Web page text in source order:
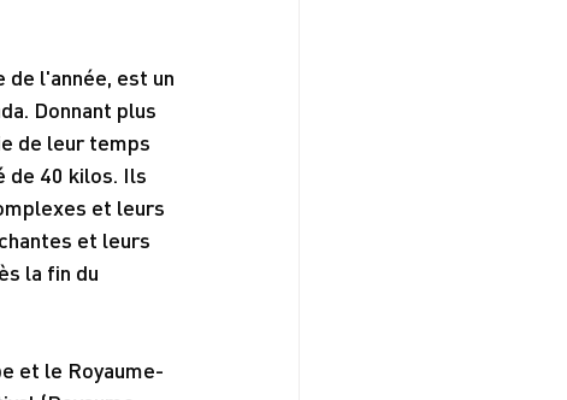
l'année, est un
Donnant plus
de leur temps
de 40 kilos. Ils
et leurs
et leurs
la fin du
et le Royaume-